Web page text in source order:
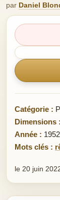
par Daniel
Catégorie :
Dimensions :
Année : 1952
Mots clés :
le 20 juin